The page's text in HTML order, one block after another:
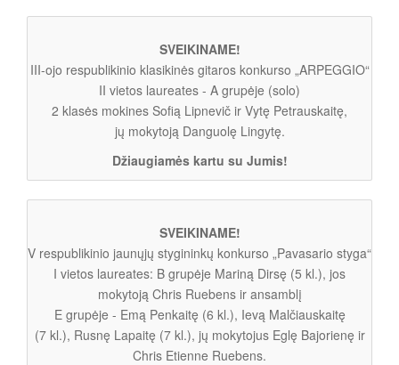
SVEIKINAME!
III-ojo respublikinio klasikinės gitaros konkurso „ARPEGGIO“
II vietos laureates - A grupėje (solo)
2 klasės mokines Sofią Lipnevič ir Vytę Petrauskaitę,
jų mokytoją Danguolę Lingytę.
Džiaugiamės kartu su Jumis!
SVEIKINAME!
V respublikinio jaunųjų stygininkų konkurso „Pavasario styga“
I vietos laureates: B grupėje Mariną Dirsę (5 kl.), jos
mokytoją Chris Ruebens ir ansamblį
E grupėje - Emą Penkaitę (6 kl.), Ievą Malčiauskaitę
(7 kl.), Rusnę Lapaitę (7 kl.), jų mokytojus Eglę Bajorienę ir
Chris Etienne Ruebens.